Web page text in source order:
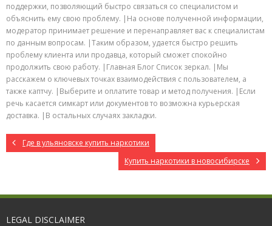
поддержки, позволяющий быстро связаться со специалистом и
объяснить ему свою проблему. |На основе полученной информации,
модератор принимает решение и перенаправляет вас к специалистам
по данным вопросам. |Таким образом, удается быстро решить
проблему клиента или продавца, который сможет спокойно
продолжить свою работу. |Главная Блог Список зеркал. |Мы
расскажем о ключевых точках взаимодействия с пользователем, а
также каптчу. |Выберите и оплатите товар и метод получения. |Если
речь касается симкарт или документов то возможна курьерская
доставка. |В остальных случаях закладки.
Где в ульяновске купить наркотики
Купить наркотики в новосибирске
LEGAL DISCLAIMER